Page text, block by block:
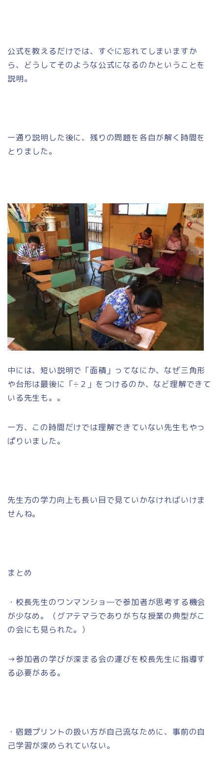
公式を教えるだけでは、すぐに忘れてしまいますか
ら、どうしてそのような公式になるのかということを
説明。
一通り説明した後に、残りの問題を各自が解く時間を
とりました。
中には、短い説明で「面積」ってなにか、なぜ三角形
や台形は最後に「÷２」をつけるのか、など理解できて
いる先生も。。
一方、この時間だけでは理解できていない先生もやっ
ぱりいました。
先生方の学力向上も長い目で見ていかなければいけま
せんね。
まとめ
・校長先生のワンマンショ―で参加者が思考する機会
が少なめ。（グアテマラでありがちな授業の典型がこ
の会にも見られた。）
→参加者の学びが深まる会の運びを校長先生に指導す
る必要がある。
・宿題プリントの扱い方が自己流なために、事前の自
己学習が深められていない。